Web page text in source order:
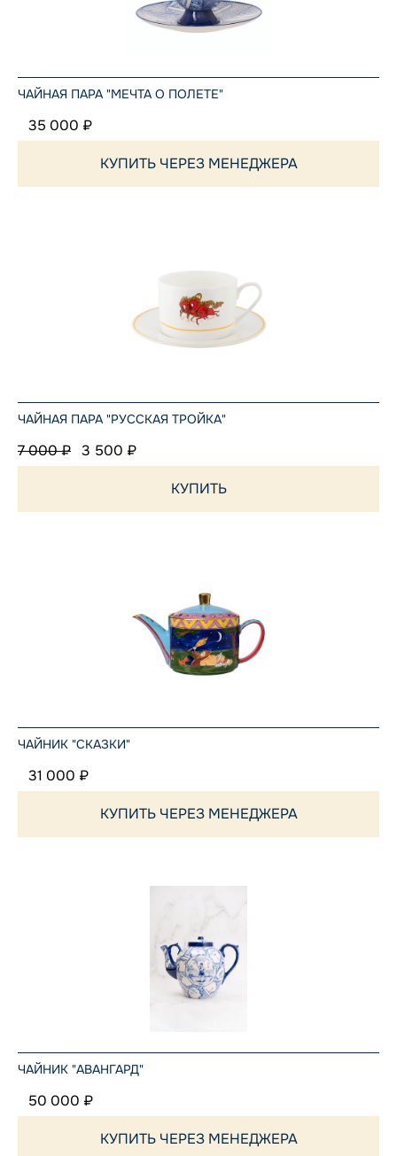
ЧАЙНАЯ ПАРА "МЕЧТА О ПОЛЕТЕ"
35 000 ₽
КУПИТЬ ЧЕРЕЗ МЕНЕДЖЕРА
ЧАЙНАЯ ПАРА "РУССКАЯ ТРОЙКА"
7 000 ₽ 3 500 ₽
КУПИТЬ
ЧАЙНИК "СКАЗКИ"
31 000 ₽
КУПИТЬ ЧЕРЕЗ МЕНЕДЖЕРА
ЧАЙНИК "АВАНГАРД"
50 000 ₽
КУПИТЬ ЧЕРЕЗ МЕНЕДЖЕРА